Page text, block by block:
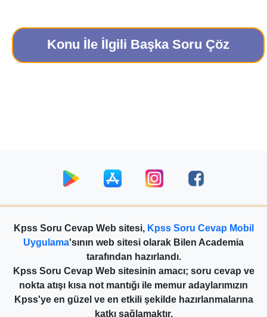
Konu İle İlgili Başka Soru Çöz
Kpss Soru Cevap Web sitesi, Kpss Soru Cevap Mobil
Uygulama'sının web sitesi olarak Bilen Academia
tarafından hazırlandı.
Kpss Soru Cevap Web sitesinin amacı; soru cevap ve
nokta atışı kısa not mantığı ile memur adaylarımızın
Kpss'ye en güzel ve en etkili şekilde hazırlanmalarına
katkı sağlamaktır.